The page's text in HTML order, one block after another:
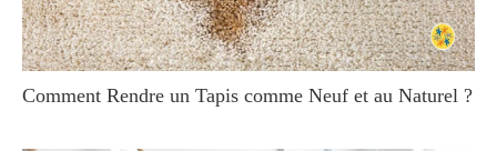
Comment Rendre un Tapis comme Neuf et au Naturel ?